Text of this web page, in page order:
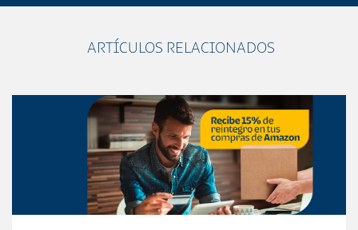
ARTÍCULOS RELACIONADOS